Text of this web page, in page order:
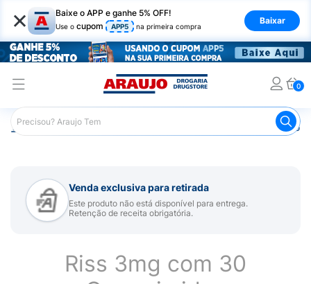
× Baixe o APP e ganhe 5% OFF!
Use o cupom APP5 na primeira compra
Baixar
0
Araujo Medicamentos Remédio para Sistema Nervoso
Venda exclusiva para retirada
Este produto não está disponível para entrega.
Retenção de receita obrigatória.
Riss 3mg com 30